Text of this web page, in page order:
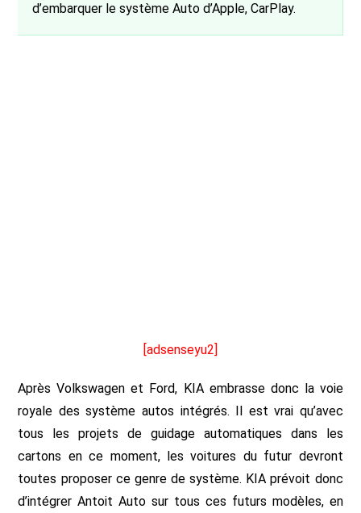
d’embarquer le système Auto d’Apple, CarPlay.
[adsenseyu2]
Après Volkswagen et Ford, KIA embrasse donc la voie
royale des système autos intégrés. Il est vrai qu’avec
tous les projets de guidage automatiques dans les
cartons en ce moment, les voitures du futur devront
toutes proposer ce genre de système. KIA prévoit donc
d’intégrer Antoit Auto sur tous ces futurs modèles, en